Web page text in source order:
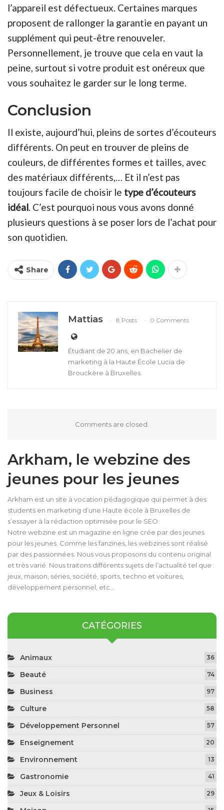
l’appareil est défectueux. Certaines marques
proposent de rallonger la garantie en payant un
supplément qui peut-être renouveler.
Personnellement, je trouve que cela en vaut la
peine, surtout si votre produit est onéreux que
vous souhaitez le garder sur le long terme.
Conclusion
Il existe, aujourd’hui, pleins de sortes d’écouteurs
différents. On peut en trouver de pleins de
couleurs, de différentes formes et tailles, avec
des matériaux différents,… Et il n’est pas
toujours facile de choisir le type d’écouteurs
idéal. C’est pourquoi nous vous avons donné
plusieurs questions à se poser lors de l’achat pour
son quotidien.
Share
Mattias 8 Posts 0 Comments
Étudiant de 20 ans, en Bachelier de
marketing à la Haute École Lucia de
Brouckère à Bruxelles.
Comments are closed.
Arkham, le webzine des
jeunes pour les jeunes
Arkham est un site à vocation pédagogique qui permet à des
students en marketing d’une Haute école à Bruxelles de
s’essayer à la rédaction optimisée pour le SEO.
Notre webzine est un magazine en ligne crée par des jeunes
pour les jeunes. Comme les fanzines, les webzines sont réalisé
par des passionnées. Nous vous proposons du contenu original
et très varié. Nous traitons différents sujets de l’actualité tel que :
jeux, maison, séries, société, sports, techno et voitures,
développement personnel, etc…
CATÉGORIES
Animaux 36
Beauté 74
Business 97
Culture 58
Développement Personnel 57
Enseignement 20
Environnement 13
Gastronomie 41
Jeux & Loisirs 29